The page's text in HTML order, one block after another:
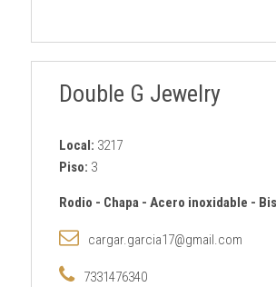
Double G Jewelry
Local: 3217
Piso: 3
Rodio - Chapa- Acero inoxidable -
cargar.garcia17@gmail.com
7331476340